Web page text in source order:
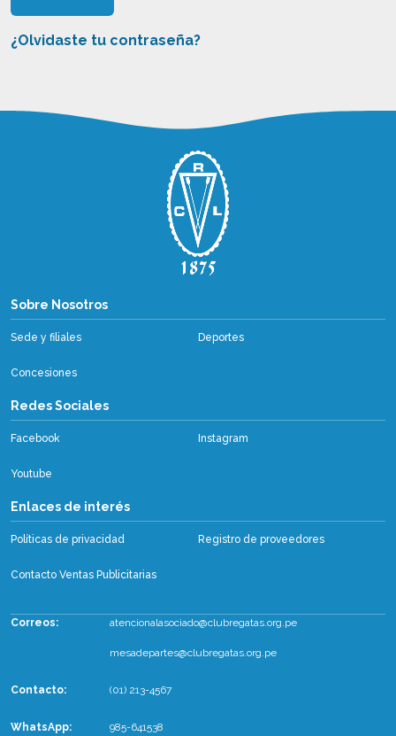
¿Olvidaste tu contraseña?
Sobre Nosotros
Sobre Nosotros
Sede y filiales Deportes
Concesiones
Redes Sociales
Facebook Instagram
Youtube
Enlaces de interés
Políticas de privacidad Registro de proveedores
Contacto Ventas Publicitarias
Correos: atencionalasociado@clubregatas.org.pe
mesadepartes@clubregatas.org.pe
Contacto: (01) 213-4567
WhatsApp: 985-641538